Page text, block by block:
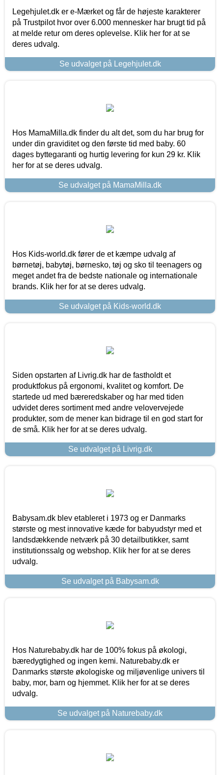
Legehjulet.dk er e-Mærket og får de højeste karakterer
på Trustpilot hvor over 6.000 mennesker har brugt tid på
at melde retur om deres oplevelse. Klik her for at se
deres udvalg.
Se udvalget på Legehjulet.dk
Hos MamaMilla.dk finder du alt det, som du har brug for
under din graviditet og den første tid med baby. 60
dages byttegaranti og hurtig levering for kun 29 kr. Klik
her for at se deres udvalg.
Se udvalget på MamaMilla.dk
Hos Kids-world.dk fører de et kæmpe udvalg af
børnetøj, babytøj, børnesko, tøj og sko til teenagers og
meget andet fra de bedste nationale og internationale
brands. Klik her for at se deres udvalg.
Se udvalget på Kids-world.dk
Siden opstarten af Livrig.dk har de fastholdt et
produktfokus på ergonomi, kvalitet og komfort. De
startede ud med bæreredskaber og har med tiden
udvidet deres sortiment med andre velovervejede
produkter, som de mener kan bidrage til en god start for
de små. Klik her for at se deres udvalg.
Se udvalget på Livrig.dk
Babysam.dk blev etableret i 1973 og er Danmarks
største og mest innovative kæde for babyudstyr med et
landsdækkende netværk på 30 detailbutikker, samt
institutionssalg og webshop. Klik her for at se deres
udvalg.
Se udvalget på Babysam.dk
Hos Naturebaby.dk har de 100% fokus på økologi,
bæredygtighed og ingen kemi. Naturebaby.dk er
Danmarks største økologiske og miljøvenlige univers til
baby, mor, barn og hjemmet. Klik her for at se deres
udvalg.
Se udvalget på Naturebaby.dk